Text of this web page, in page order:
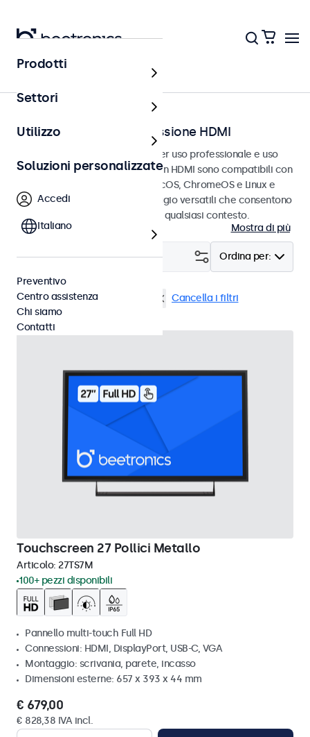
Home
Touchscreen con connessione HDMI
Touchscreen HDMI progettati per uso professionale e uso
continuativo. Questi touchscreen HDMI sono compatibili con
i sistemi operativi Windows, macOS, ChromeOS e Linux e
dispongono di opzioni di montaggio versatili che consentono
loro di integrarsi perfettamente qualsiasi contesto.
Mostra di più
Ordina per:
Filtro (2)
HDMI Touchscreen 27 pollici Cancella i filtri
Touchscreen 27 Pollici Metallo
Articolo: 27TS7M
100+ pezzi disponibili
Pannello multi-touch Full HD
Connessioni: HDMI, DisplayPort, USB-C, VGA
Montaggio: scrivania, parete, incasso
Dimensioni esterne: 657 x 393 x 44 mm
€ 679,00
€ 828,38 IVA incl.
Prodotti
Settori
Utilizzo
Soluzioni personalizzate
Accedi
Italiano
Preventivo
Centro assistenza
Chi siamo
Contatti